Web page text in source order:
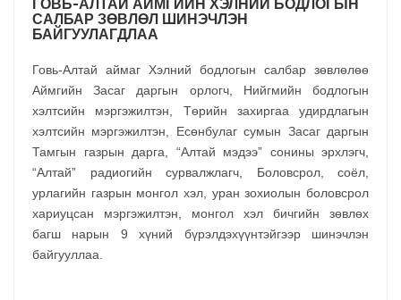
ГОВЬ-АЛТАЙ АЙМГИЙН ХЭЛНИЙ БОДЛОГЫН
САЛБАР ЗӨВЛӨЛ ШИНЭЧЛЭН
БАЙГУУЛАГДЛАА
Говь-Алтай аймаг Хэлний бодлогын салбар зөвлөлөө
Аймгийн Засаг даргын орлогч, Нийгмийн бодлогын
хэлтсийн мэргэжилтэн, Төрийн захиргаа удирдлагын
хэлтсийн мэргэжилтэн, Есөнбулаг сумын Засаг даргын
Тамгын газрын дарга, “Алтай мэдээ” сонины эрхлэгч,
“Алтай” радиогийн сурвалжлагч, Боловсрол, соёл,
урлагийн газрын монгол хэл, уран зохиолын боловсрол
хариуцсан мэргэжилтэн, монгол хэл бичгийн зөвлөх
багш нарын 9 хүний бүрэлдэхүүнтэйгээр шинэчлэн
байгууллаа.